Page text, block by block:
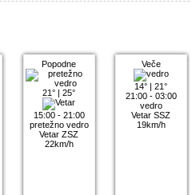
Popodne
21° |25°
15:00 - 21:00
pretežno vedro
Vetar ZSZ
22km/h
Veče
14° |21°
21:00 - 03:00
vedro
Vetar SSZ
19km/h